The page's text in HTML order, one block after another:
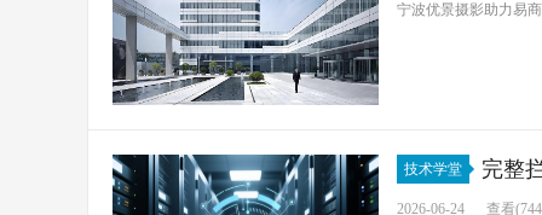
宁波优景摄影助力易
技术学堂 完整
2026-06-24 查看